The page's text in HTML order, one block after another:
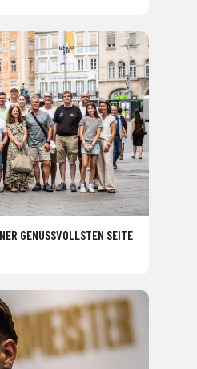
GENUSSVOLLSTEN SEITE